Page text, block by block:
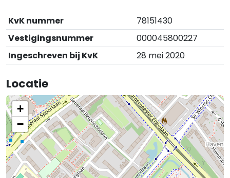
KvK nummer
78151430
Vestigingsnummer
000045800227
Ingeschreven bij KvK
28 mei 2020
Locatie
+
−